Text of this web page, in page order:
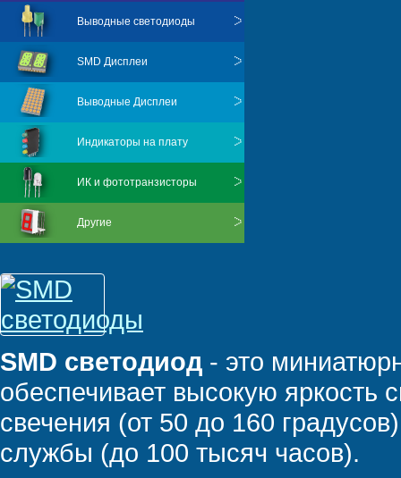
Выводные светодиоды
SMD Дисплеи
Выводные Дисплеи
Индикаторы на плату
ИК и фототранзисторы
Другие
SMD светодиод - это
обеспечивает высокую яркость
свечения (от 50 до 160
службы (до 100 тысяч часов).